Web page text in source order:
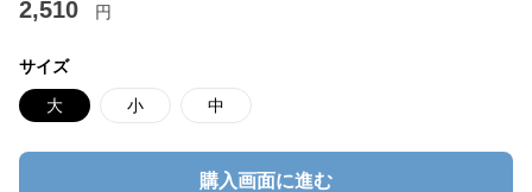
2,510 円
サイズ
大 小 中
購入画面に進む